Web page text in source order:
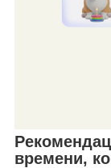
времени,